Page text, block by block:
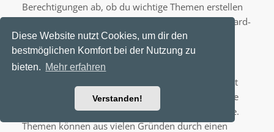
Diese Website nutzt Cookies, um dir den
bestmöglichen Komfort bei der Nutzung zu
bieten. Mehr erfahren
Verstanden!
Berechtigungen ab, ob du wichtige Themen erstellen
kannst oder nicht; die Berechtigungen stellt die Board-
Administration ein.
Was sind geschlossene Themen?
Geschlossene Themen sind Themen, in denen nicht
mehr geantwortet werden kann und bei denen eine
laufende Umfrage, falls vorhanden, beendet wurde.
Themen können aus vielen Gründen durch einen